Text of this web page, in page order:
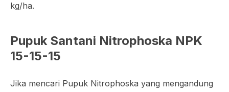
kg/ha.
Pupuk Santani Nitrophoska NPK
15-15-15
Jika mencari Pupuk Nitrophoska yang mengandung